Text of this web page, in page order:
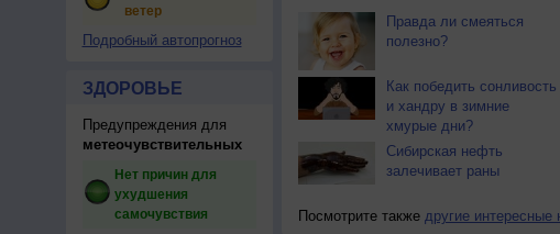
ветер
Подробный автопрогноз
ЗДОРОВЬЕ
Предупреждения для
метеочувствительных
Нет причин для
ухудшения
самочувствия
Правда ли смеяться
полезно?
Как победить сонливость
и хандру в зимние
хмурые дни?
Сибирская нефть
залечивает раны
Посмотрите также другие интересные